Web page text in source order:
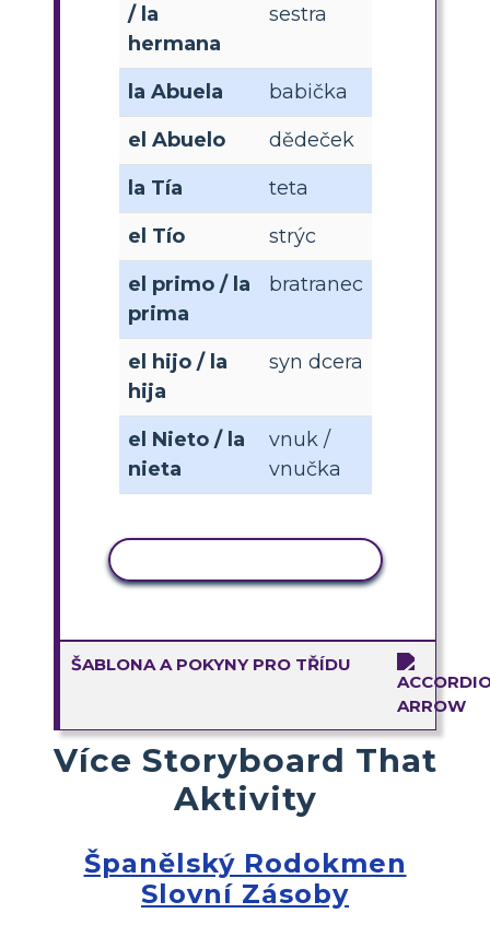
/ la
hermana
sestra
la Abuela
babička
el Abuelo
dědeček
la Tía
teta
el Tío
strýc
el primo / la
prima
bratranec
el hijo / la
hija
syn dcera
el Nieto / la
nieta
vnuk /
vnučka
ŠABLONA A POKYNY PRO TŘÍDU
Více Storyboard That
Aktivity
Španělský Rodokmen
Slovní Zásoby